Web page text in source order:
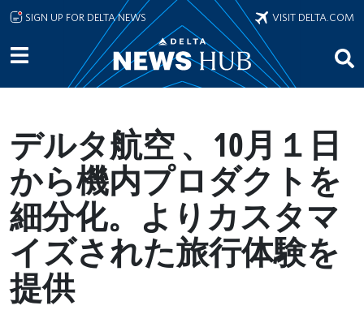
Skip to main content
SIGN UP FOR DELTA NEWS VISIT DELTA.COM
デルタ航空 、10月１日
から機内プロダクトを
細分化。よりカスタマ
イズされた旅行体験を
提供